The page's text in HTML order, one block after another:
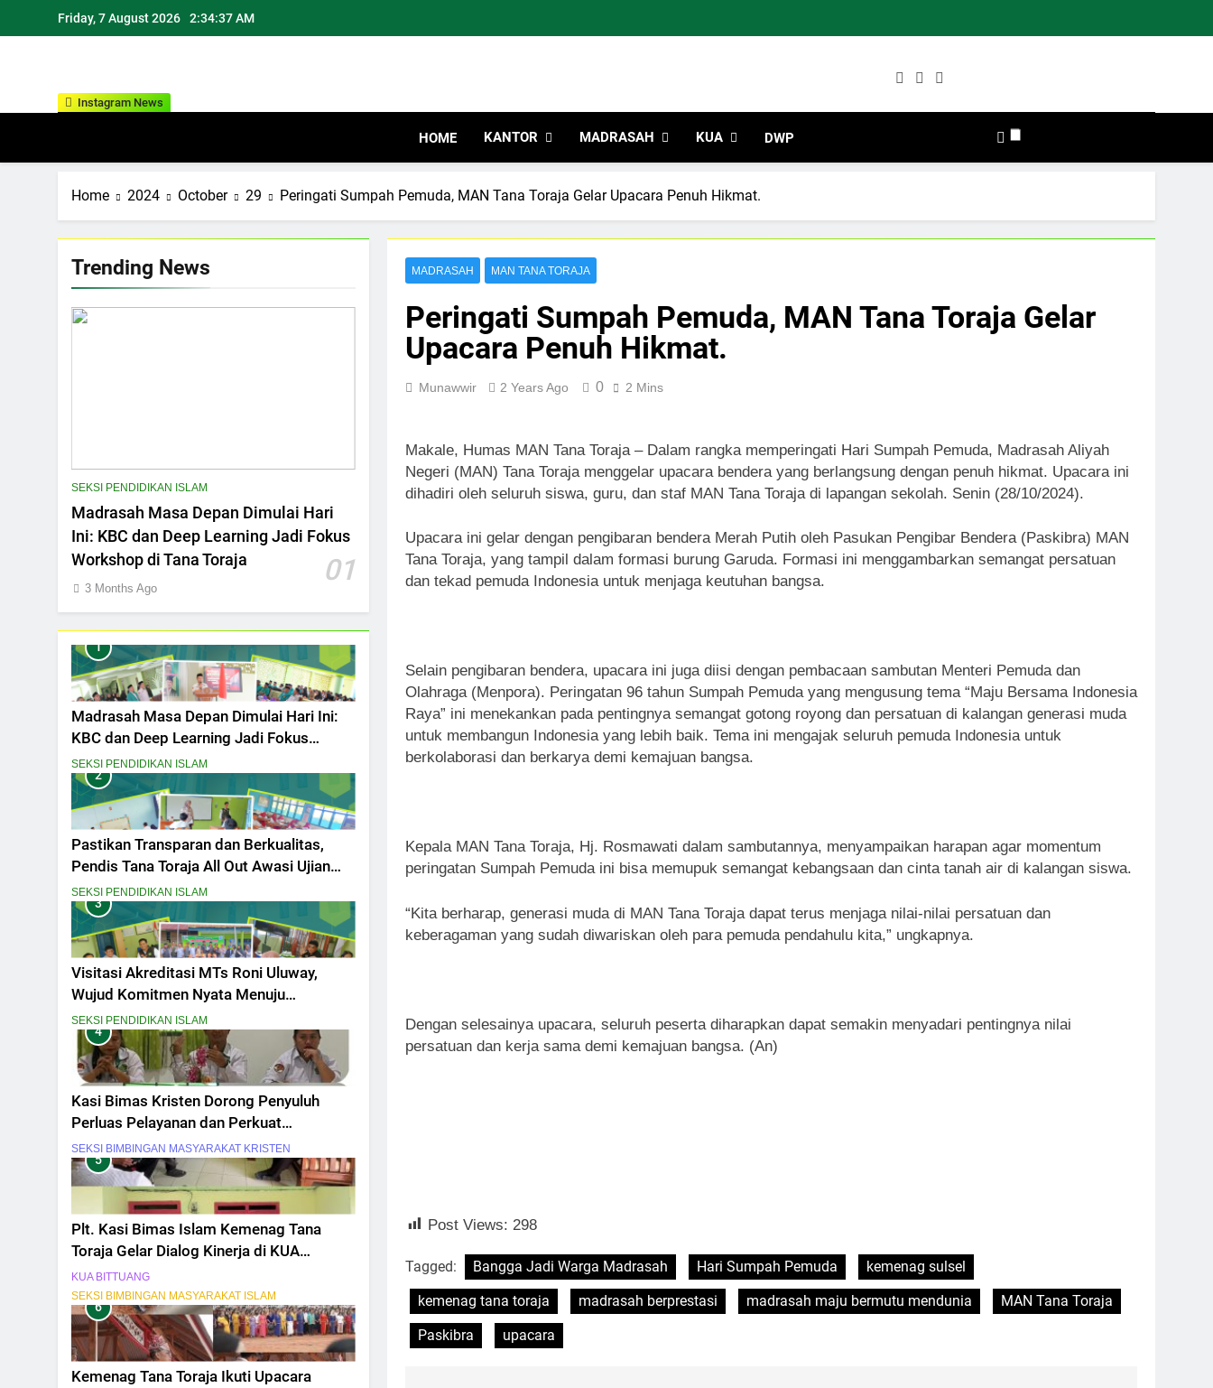
Friday, 7 August 2026 2:34:38 AM
Instagram News
Kementerian Agama
Kabupaten Tana Toraja
HOME KANTOR MADRASAH KUA DWP
Home 2024 October 29 Peringati Sumpah Pemuda, MAN Tana Toraja Gelar Upacara Penuh Hikmat.
Trending News
SEKSI PENDIDIKAN ISLAM
Madrasah Masa Depan Dimulai Hari
Ini: KBC dan Deep Learning Jadi Fokus
Workshop di Tana Toraja
01
3 Months Ago
1
Madrasah Masa Depan Dimulai Hari Ini:
KBC dan Deep Learning Jadi Fokus
Workshop di Tana Toraja
SEKSI PENDIDIKAN ISLAM
2
Pastikan Transparan dan Berkualitas,
Pendis Tana Toraja All Out Awasi Ujian
Madrasah
SEKSI PENDIDIKAN ISLAM
3
Visitasi Akreditasi MTs Roni Uluway,
Wujud Komitmen Nyata Menuju
Madrasah Unggul dan Berdaya Saing
SEKSI PENDIDIKAN ISLAM
4
Kasi Bimas Kristen Dorong Penyuluh
Perluas Pelayanan dan Perkuat
Kolaborasi
SEKSI BIMBINGAN MASYARAKAT KRISTEN
5
Plt. Kasi Bimas Islam Kemenag Tana
Toraja Gelar Dialog Kinerja di KUA
Bittuang
KUA BITTUANG
SEKSI BIMBINGAN MASYARAKAT ISLAM
6
Kemenag Tana Toraja Ikuti Upacara
MADRASAH MAN TANA TORAJA
Peringati Sumpah Pemuda, MAN Tana Toraja Gelar
Upacara Penuh Hikmat.
Munawwir 2 Years Ago 0 2 Mins
Makale, Humas MAN Tana Toraja – Dalam rangka memperingati Hari Sumpah Pemuda, Madrasah Aliyah
Negeri (MAN) Tana Toraja menggelar upacara bendera yang berlangsung dengan penuh hikmat. Upacara ini
dihadiri oleh seluruh siswa, guru, dan staf MAN Tana Toraja di lapangan sekolah. Senin (28/10/2024).
Upacara ini gelar dengan pengibaran bendera Merah Putih oleh Pasukan Pengibar Bendera (Paskibra) MAN
Tana Toraja, yang tampil dalam formasi burung Garuda. Formasi ini menggambarkan semangat persatuan
dan tekad pemuda Indonesia untuk menjaga keutuhan bangsa.
Selain pengibaran bendera, upacara ini juga diisi dengan pembacaan sambutan Menteri Pemuda dan
Olahraga (Menpora). Peringatan 96 tahun Sumpah Pemuda yang mengusung tema “Maju Bersama Indonesia
Raya” ini menekankan pada pentingnya semangat gotong royong dan persatuan di kalangan generasi muda
untuk membangun Indonesia yang lebih baik. Tema ini mengajak seluruh pemuda Indonesia untuk
berkolaborasi dan berkarya demi kemajuan bangsa.
Kepala MAN Tana Toraja, Hj. Rosmawati dalam sambutannya, menyampaikan harapan agar momentum
peringatan Sumpah Pemuda ini bisa memupuk semangat kebangsaan dan cinta tanah air di kalangan siswa.
“Kita berharap, generasi muda di MAN Tana Toraja dapat terus menjaga nilai-nilai persatuan dan
keberagaman yang sudah diwariskan oleh para pemuda pendahulu kita,” ungkapnya.
Dengan selesainya upacara, seluruh peserta diharapkan dapat semakin menyadari pentingnya nilai
persatuan dan kerja sama demi kemajuan bangsa. (An)
Post Views: 298
Tagged: Bangga Jadi Warga Madrasah Hari Sumpah Pemuda
kemenag sulsel
kemenag tana toraja
madrasah berprestasi madrasah maju bermutu mendunia
MAN Tana Toraja
Paskibra
upacara